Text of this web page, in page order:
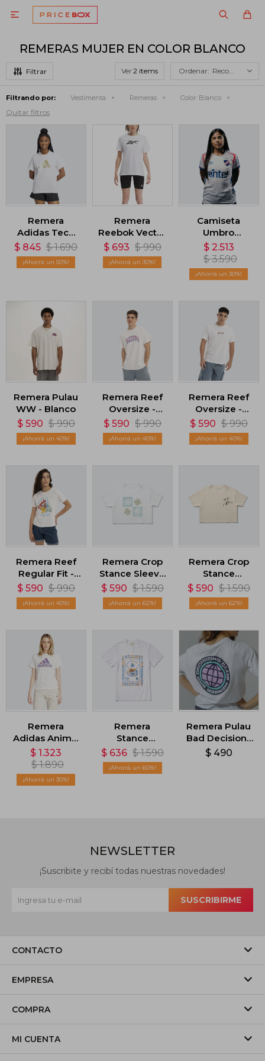

REMERAS MUJER EN COLOR BLANCO
Ver Recomendados
Filtrando por: Vestimenta Remeras Color: Blanco
Quitar filtros
Remera
Adidas Tech
Metallic
Graphic -
Blanco
$ 845 $ 1.690
50
Remera
Reebok Vector
Graphic -
Blanco
$ 693 $ 990
30
Camiseta
Umbro
Nacional
Home Oficial
2025 - Blanco
$ 2.513
$ 3.590
30
Remera Pulau
WW - Blanco
$ 590 $ 990
40
Remera Reef
Oversize -
Blanco
$ 590 $ 990
40
Remera Reef
Oversize -
Blanco
$ 590 $ 990
40
Remera Reef
Regular Fit -
Blanco
$ 590 $ 990
40
Remera Crop
Stance Sleeve
- Blanco
$ 590 $ 1.590
62
Remera Crop
Stance
Shroom Stitch
- Blanco
$ 590 $ 1.590
62
Remera
Adidas Animal
Graphic -
Blanco
$ 1.323
$ 1.890
30
Remera
Stance
Worldview -
Blanco
$ 636 $ 1.590
60
Remera Pulau
Bad Decisions
- Blanco
$ 490
CONTACTO
EMPRESA
COMPRA
MI CUENTA
NEWSLETTER
¡Suscribite y recibí todas nuestras novedades!
SUSCRIBIRME